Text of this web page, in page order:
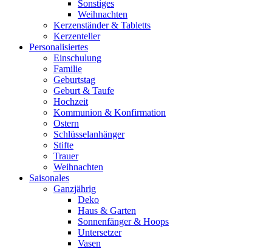
Sonstiges
Weihnachten
Kerzenständer & Tabletts
Kerzenteller
Personalisiertes
Einschulung
Familie
Geburtstag
Geburt & Taufe
Hochzeit
Kommunion & Konfirmation
Ostern
Schlüsselanhänger
Stifte
Trauer
Weihnachten
Saisonales
Ganzjährig
Deko
Haus & Garten
Sonnenfänger & Hoops
Untersetzer
Vasen